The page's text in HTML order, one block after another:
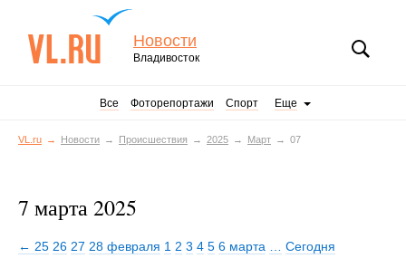
Новости
Владивосток
Все Фоторепортажи Спорт Еще
VL.ru Новости Происшествия 2025 Март 07
7 марта 2025
← 25 26 27 28 февраля 1 2 3 4 5 6 марта Сегодня